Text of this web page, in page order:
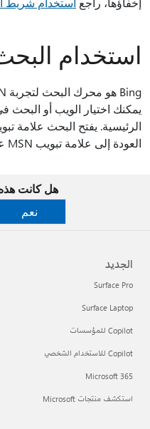
استخدام
يمكنك اختيار الويب أو
الرئيسية. يفتح البحث علامة
العودة إلى علامة تبويب MSN عند الانتهاء.
هل كانت
نعم
الجديد
Surface Pro
Surface Laptop
Copilot للمؤسسات
Copilot للاستخدام الشخصي
Microsoft 365
استكشف منتجات Microsoft